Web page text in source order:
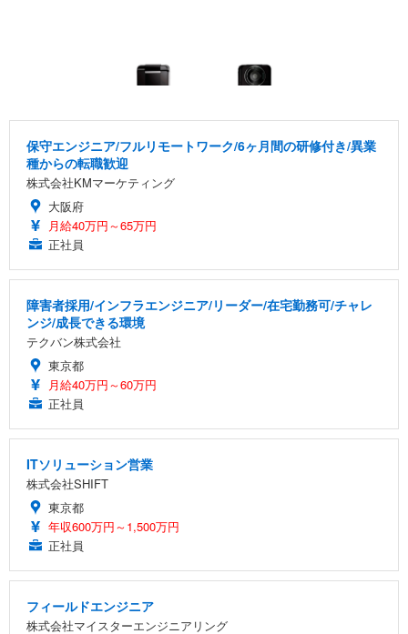
保守エンジニア/フルリモートワーク/6ヶ月間の研修付き/異業
種からの転職歓迎
株式会社KMマーケティング
大阪府
月給40万円～65万円
正社員
障害者採用/インフラエンジニア/リーダー/在宅勤務可/チャレ
ンジ/成長できる環境
テクバン株式会社
東京都
月給40万円～60万円
正社員
ITソリューション営業
株式会社SHIFT
東京都
年収600万円～1,500万円
正社員
フィールドエンジニア
株式会社マイスターエンジニアリング